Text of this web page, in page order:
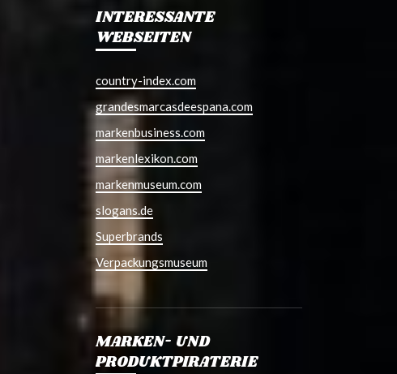
INTERESSANTE
WEBSEITEN
country-index.com
grandesmarcasdeespana.com
markenbusiness.com
markenlexikon.com
markenmuseum.com
slogans.de
Superbrands
Verpackungsmuseum
MARKEN- UND
PRODUKTPIRATERIE